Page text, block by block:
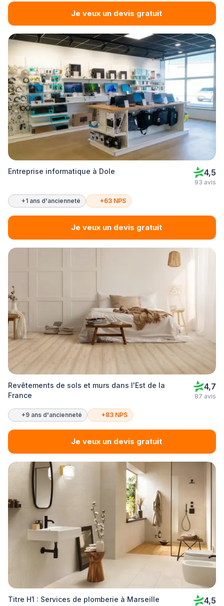
Je veux un devis gratuit
Entreprise informatique à Dole 4,5
93 avis
+1 ans d'ancienneté +63 NPS
Je veux un devis gratuit
Revêtements de sols et murs dans l'Est de la
France
4,7
87 avis
+9 ans d'ancienneté +83 NPS
Je veux un devis gratuit
Titre H1 : Services de plomberie à Marseille 4,5